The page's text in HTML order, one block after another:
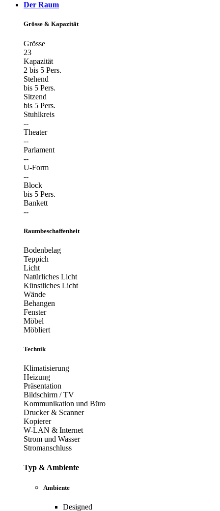
Der Raum
Grösse & Kapazität
Grösse
23
Kapazität
2 bis 5 Pers.
Stehend
bis 5 Pers.
Sitzend
bis 5 Pers.
Stuhlkreis
--
Theater
--
Parlament
--
U-Form
--
Block
bis 5 Pers.
Bankett
--
Raumbeschaffenheit
Bodenbelag
Teppich
Licht
Natürliches Licht
Künstliches Licht
Wände
Behangen
Fenster
Möbel
Möbliert
Technik
Klimatisierung
Heizung
Präsentation
Bildschirm / TV
Kommunikation und Büro
Drucker & Scanner
Kopierer
W-LAN & Internet
Strom und Wasser
Stromanschluss
Typ & Ambiente
Ambiente
Designed